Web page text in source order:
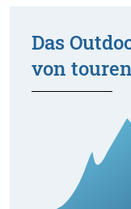
Das
von